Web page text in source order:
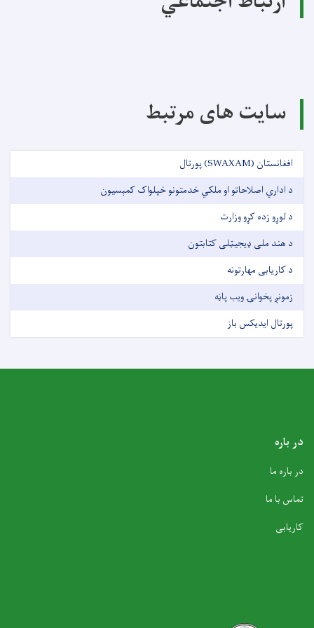
سایت های مرتبط
افغانستان (SWAXAM) پورتال
د اداري اصلاحاتو او ملکي خدمتونو خپلواک کمېسیون
د لوړو زده کړو وزارت
د هند ملی ډیجیټلی کتابتون
د کاریابی مهارتونه
زمونږ پخوانۍ ویب پاڼه
پورتال ایدیکس باز
در باره
در باره ما
تماس با ما
کاریابی